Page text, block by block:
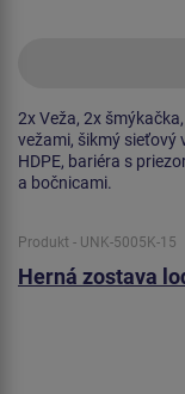
2x Veža, 2x
vežami, šikmý sieťový
HDPE, bariéra s
a bočnicami.
Produkt - UNK-5005K-15
Herná zostava